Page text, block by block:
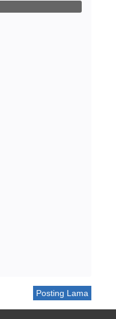
Posting Lama